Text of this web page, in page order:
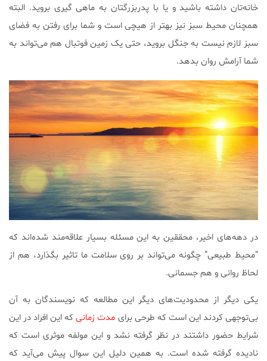
خانه‌تان داشته باشید و یا با پدربزرگتان به ماهی گیری بروید. البته
همچنان محیط سبز نیز بهتر از هیچی است و شما برای رفتن به فضای
سبز لازم نیست به جنگل بروید، حتی یک زمین فوتبال هم می‌تواند به
شما آرامش روان بدهد.
در دهه‌های اخیر، محققین به این مسئله بسیار علاقه‌مند شده‌اند که
“محیط طبیعی” چگونه می‌تواند بر روی سلامت ما تاثیر بگذارد، هم از
لحاظ روانی و هم جسمانی.
یکی دیگر از محدودیت‌های دیگر این مطالعه که نویسندگان به آن
بی‌توجهی کردند این است که طرحی برای مدت زمانیکه این افراد در این
شرایط حضور داشتند در نظر گرفته نشد و این مولفه موثری است که
نادیده گرفته شده است. به همین دلیل این سوال پیش می‌آید که